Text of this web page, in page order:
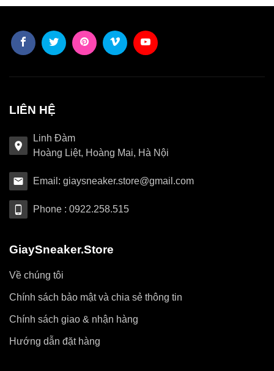
LIÊN HỆ
Linh Đàm
Hoàng Liệt, Hoàng Mai, Hà Nội
Email: giaysneaker.store@gmail.com
Phone : 0922.258.515
GiaySneaker.Store
Về chúng tôi
Chính sách bảo mật và chia sẻ thông tin
Chính sách giao & nhận hàng
Hướng dẫn đặt hàng